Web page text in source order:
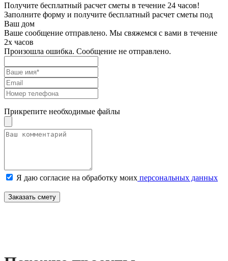
Получите бесплатный расчет сметы в течение 24 часов!
Заполните форму и получите бесплатный расчет сметы под
Ваш дом
Ваше сообщение отправлено. Мы свяжемся с вами в течение
2х часов
Произошла ошибка. Сообщение не отправлено.
Прикрепите необходимые файлы
Я даю согласие на обработку моих персональных данных
Заказать смету